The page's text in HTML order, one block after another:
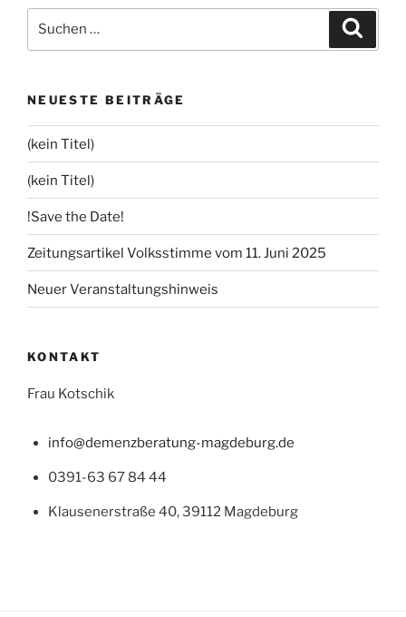
nach:
NEUESTE BEITRÄGE
(kein Titel)
(kein Titel)
!Save the Date!
Zeitungsartikel Volksstimme vom 11. Juni 2025
Neuer Veranstaltungshinweis
KONTAKT
Frau Kotschik
info@demenzberatung-magdeburg.de
0391-63 67 84 44
Klausenerstraße 40, 39112 Magdeburg